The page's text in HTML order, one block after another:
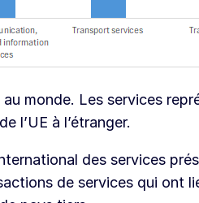
monde. Les services
l’UE à l’étranger.
des services
de services qui ont